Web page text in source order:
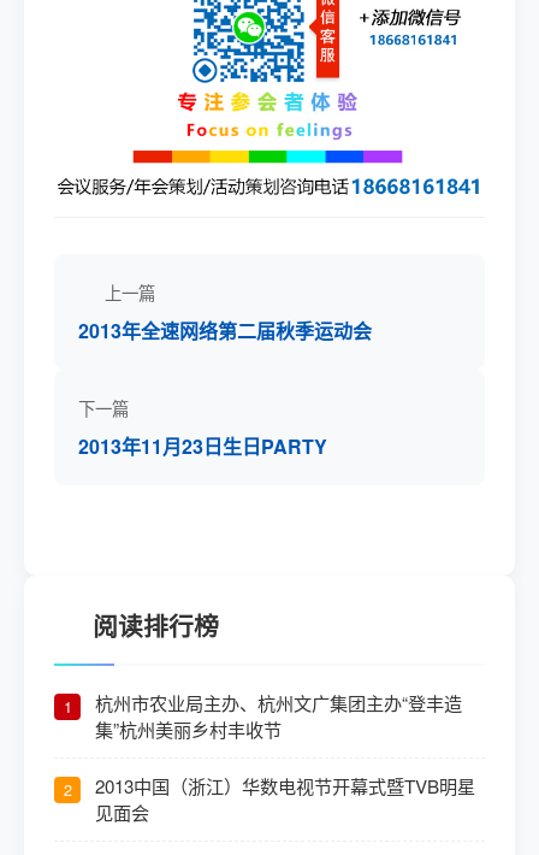
上一篇
2013年全速网络第二届秋季运动会
下一篇
2013年11月23日生日PARTY
阅读排行榜
1
杭州市农业局主办、杭州文广集团主办“登丰造
集”杭州美丽乡村丰收节
2
2013中国（浙江）华数电视节开幕式暨TVB明星
见面会